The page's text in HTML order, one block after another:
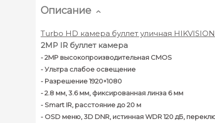
Описание
Turbo HD камера буллет уличная
2MP IR буллет камера
- 2MP высокопроизводительная CMOS
- Ультра слабое освещение
- Разрешение 1920×1080
- 2.8 мм, 3.6 мм, фиксированная линза 6 мм
- Smart IR, расстояние до 20 м
- OSD меню, 3D DNR, истинная WDR 120 дБ,